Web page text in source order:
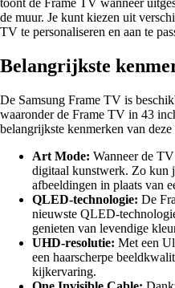
de muur. Je kunt kiezen uit
TV te personaliseren en aan te
Belangrijkste
De Samsung Frame TV is
waaronder de Frame TV in 43
belangrijkste kenmerken van
Art Mode: Wanneer de
digitaal kunstwerk. Zo kun
afbeeldingen in plaats van
QLED-technologie: De
nieuwste QLED-
genieten van levendige
UHD-resolutie: Met een
een haarscherpe
kijkervaring.